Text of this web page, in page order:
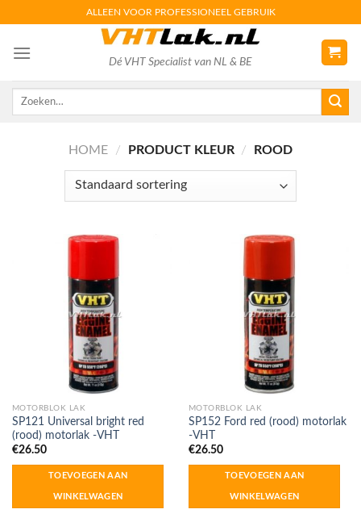
content
ALLEEN VOOR PROFESSIONEEL GEBRUIK
Dé VHT Specialist van NL & BE
Zoeken
HOME / PRODUCT KLEUR / ROOD
MOTORBLOK LAK
SP121 Universal bright red
(rood) motorlak -VHT
€26.50
TOEVOEGEN AAN
WINKELWAGEN
MOTORBLOK LAK
SP152 Ford red (rood) motorlak
-VHT
€26.50
TOEVOEGEN AAN
WINKELWAGEN